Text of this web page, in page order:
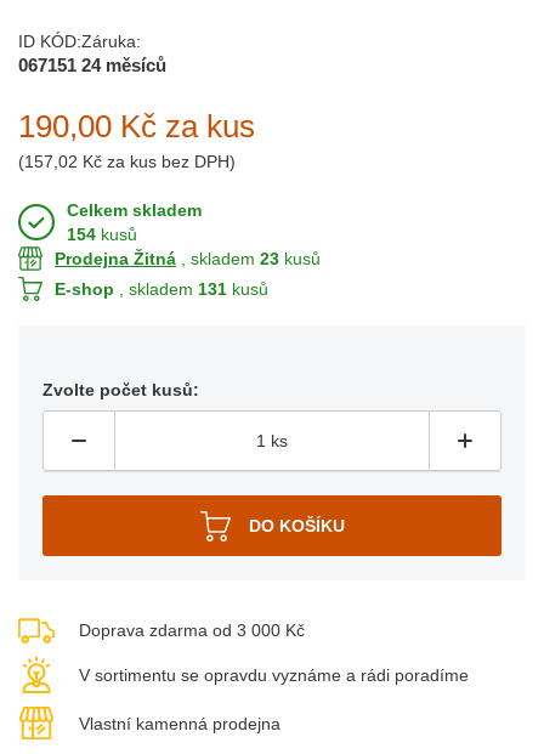
ID KÓD:
067151
Záruka:
24 měsíců
190,00 Kč za kus
(157,02 Kč za kus bez DPH)
Celkem skladem
154 kusů
Prodejna Žitná , skladem 23 kusů
E-shop , skladem 131 kusů
Zvolte počet kusů:
Doprava zdarma od 3 000 Kč
V sortimentu se opravdu vyznáme a rádi poradíme
Vlastní kamenná prodejna